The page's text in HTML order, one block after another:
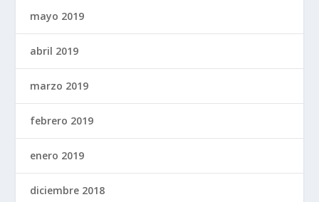
mayo 2019
abril 2019
marzo 2019
febrero 2019
enero 2019
diciembre 2018